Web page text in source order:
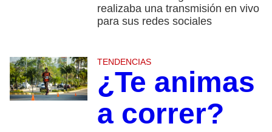
realizaba una transmisión en vivo
para sus redes sociales
TENDENCIAS
¿Te animas
a correr?